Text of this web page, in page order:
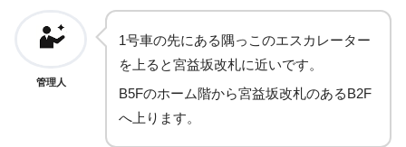
管理人
1号車の先にある隅っこのエスカレーター
を上ると宮益坂改札に近いです。
B5Fのホーム階から宮益坂改札のあるB2F
へ上ります。